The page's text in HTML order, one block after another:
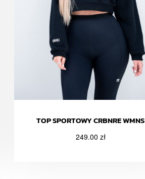
TOP SPORTOWY CRBNRE WMNS
249.00 zł